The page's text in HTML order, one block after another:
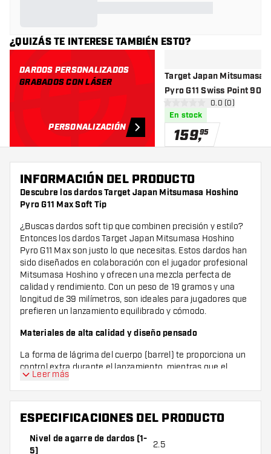
¿QUIZÁS TE INTERESE TAMBIÉN ESTO?
DARDOS PERSONALIZADOS
GRABADOS CON LÁSER
PERSONALIZACIÓN
Target Japan Mitsumasa
Pyro G11 Swiss Point 90%
Punta de Aceroabrir panel de
0 estrellas de puntuación
0.0 (0)
En stock
159,95
INFORMACIÓN DEL PRODUCTO
Descubre los dardos Target Japan Mitsumasa Hoshino
Pyro G11 Max Soft Tip
¿Buscas dardos soft tip que combinen precisión y estilo?
Entonces los dardos Target Japan Mitsumasa Hoshino
Pyro G11 Max son justo lo que necesitas. Estos dardos han
sido diseñados en colaboración con el jugador profesional
Mitsumasa Hoshino y ofrecen una mezcla perfecta de
calidad y rendimiento. Con un peso de 19 gramos y una
longitud de 39 milímetros, son ideales para jugadores que
prefieren un lanzamiento equilibrado y cómodo.
Materiales de alta calidad y diseño pensado
La forma de lágrima del cuerpo (barrel) te proporciona un
control extra durante el lanzamiento, mientras que el
balance front loaded asegura un vuelo estable. El agarre
es sutil con una calificación de 2,5, lo que significa que
tienes suficiente sujeción sin que resulte demasiado
áspero. El barrel cuenta con zonas de agarre central y
agradable, mientras que la punta del barrel es lisa y
redondeada, lo que facilita una suelta suave.
Leer más
ESPECIFICACIONES DEL PRODUCTO
Nivel de agarre de dardos (1-
5)
2.5